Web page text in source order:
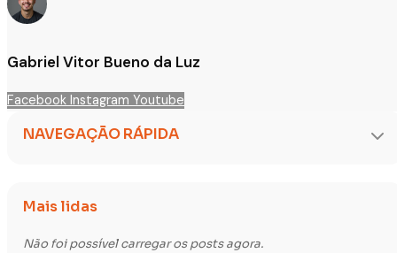
Gabriel Vitor Bueno da Luz
Facebook Instagram Youtube
NAVEGAÇÃO RÁPIDA
Mais lidas
Não foi possível carregar os posts agora.